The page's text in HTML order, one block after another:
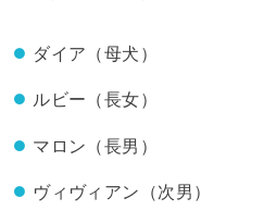
ダイア（母犬）
ルビー（長女）
マロン（長男）
ヴィヴィアン（次男）